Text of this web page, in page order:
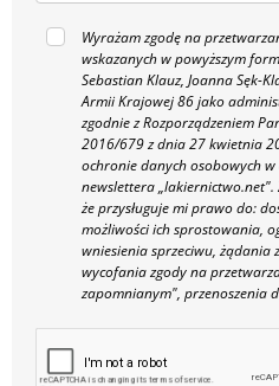
Wyrażam zgodę na
wskazanych w powyższym
Sebastian Klauz, Joanna Sęk-
Armii Krajowej 86 jako
zgodnie z Rozporządzeniem
2016/679 z dnia 27 kwietnia
ochronie danych osobowych
newslettera „lakiernictwo.net".
że przysługuje mi prawo do:
możliwości ich sprostowania,
wniesienia sprzeciwu,
wycofania zgody na
zapomnianym", przenoszenia